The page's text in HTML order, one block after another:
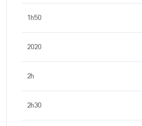
1h50
2020
2h
2h30